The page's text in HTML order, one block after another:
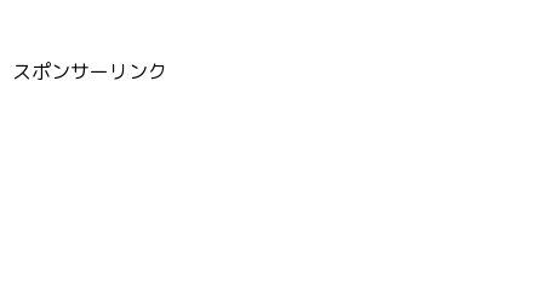
スポンサーリンク